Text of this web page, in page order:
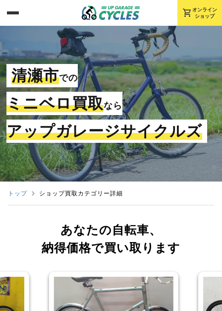
shopping_cart オンライン
ショップ
清瀬市での
ミニベロ買取なら
アップガレージサイクルズ
トップ ショップ買取カテゴリー詳細
あなたの自転車、
納得価格で買い取ります